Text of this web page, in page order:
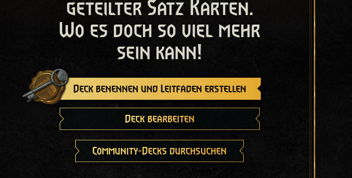
geteilter Satz Karten.
Wo es doch so viel mehr
sein kann!
Deck benennen und Leitfaden erstellen
Deck bearbeiten
Community-Decks durchsuchen